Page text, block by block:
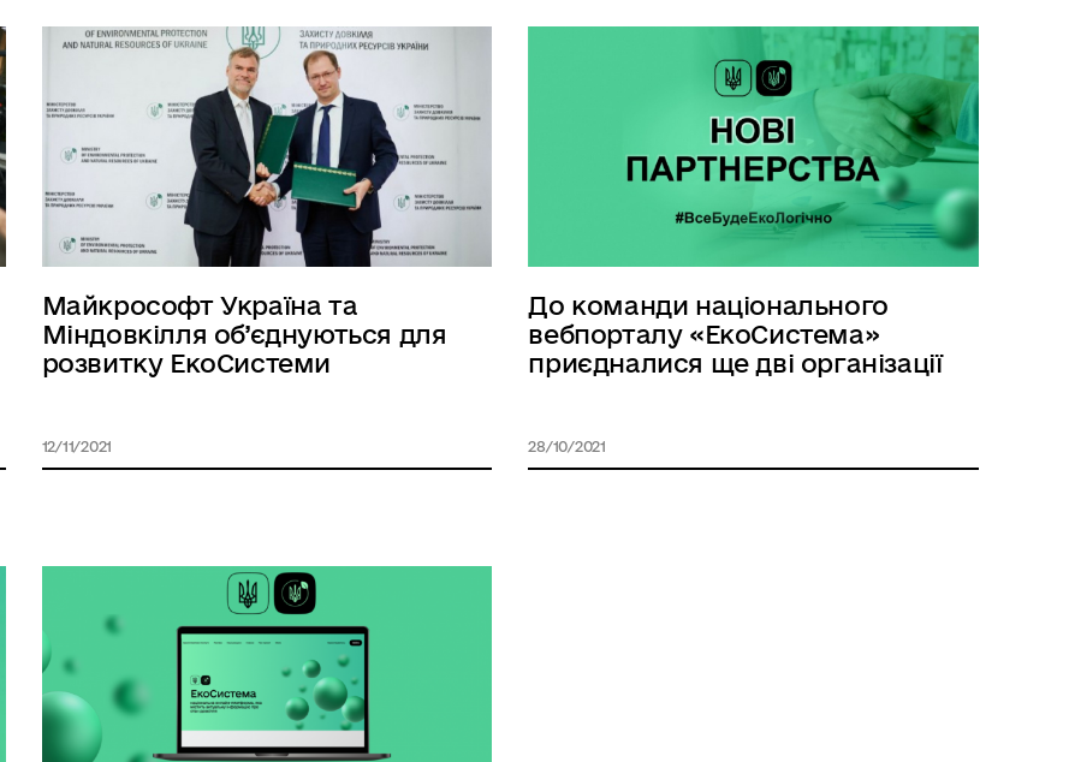
Майкрософт Україна та
Міндовкілля об’єднуються для
розвитку ЕкоСистеми
12/11/2021
До команди національного
вебпорталу «ЕкоСистема»
приєдналися ще дві організації
28/10/2021